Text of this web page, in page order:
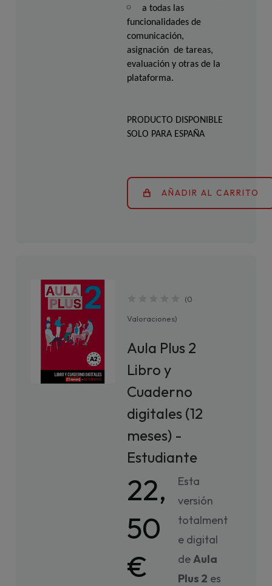
a todas las
funcionalidades de
comunicación,
asignación  de tareas,
evaluación y otras de la
plataforma.
PRODUCTO DISPONIBLE
SOLO PARA ESPAÑA
AÑADIR AL CARRITO
(0
Valoraciones)
Aula Plus 2
Libro y
Cuaderno
digitales (12
meses) -
Estudiante
22,
50
€
Esta
versión
totalment
e digital
deAula
Plus 2 es